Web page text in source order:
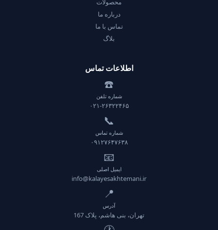
محصولات
درباره ما
تماس با ما
بلاگ
اطلاعات تماس
☎️
شماره تلفن
۰۲۱-۲۶۳۲۲۴۶۵
📞
شماره تماس
۰۹۱۲۷۶۴۷۶۳۸
📧
ایمیل اصلی
info@kalayesakhtemani.ir
📍
آدرس
تهران، بنی هاشم، پلاک 167